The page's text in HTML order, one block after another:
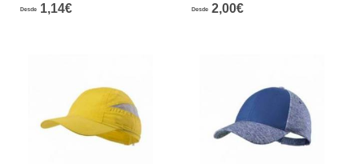
Desde 1,14€ Desde 2,00€